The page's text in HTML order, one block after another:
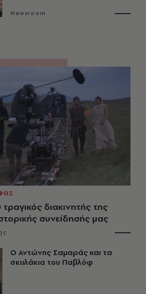
Newsroom
διακινητής της
συνείδησής μας
Ο Αντώνης Σαμαράς και τα
σκυλάκια του Παβλόφ